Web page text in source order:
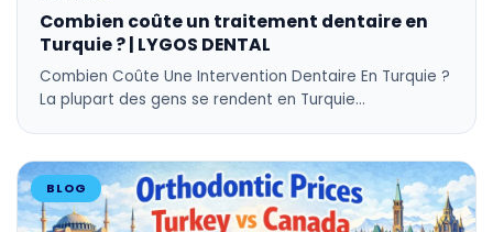
Combien coûte un traitement dentaire en
Turquie ? | LYGOS DENTAL
Combien Coûte Une Intervention Dentaire En Turquie ?
La plupart des gens se rendent en Turquie…
BLOG